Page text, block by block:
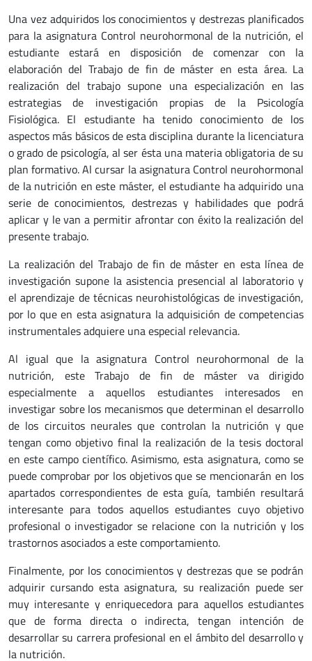
Una vez adquiridos los conocimientos y destrezas planificados
para la asignatura Control neurohormonal de la nutrición, el
estudiante estará en disposición de comenzar con la
elaboración del Trabajo de fin de máster en esta área. La
realización del trabajo supone una especialización en las
estrategias de investigación propias de la Psicología
Fisiológica. El estudiante ha tenido conocimiento de los
aspectos más básicos de esta disciplina durante la licenciatura
o grado de psicología, al ser ésta una materia obligatoria de su
plan formativo. Al cursar la asignatura Control neurohormonal
de la nutrición en este máster, el estudiante ha adquirido una
serie de conocimientos, destrezas y habilidades que podrá
aplicar y le van a permitir afrontar con éxito la realización del
presente trabajo.
La realización del Trabajo de fin de máster en esta línea de
investigación supone la asistencia presencial al laboratorio y
el aprendizaje de técnicas neurohistológicas de investigación,
por lo que en esta asignatura la adquisición de competencias
instrumentales adquiere una especial relevancia.
Al igual que la asignatura Control neurohormonal de la
nutrición, este Trabajo de fin de máster va dirigido
especialmente a aquellos estudiantes interesados en
investigar sobre los mecanismos que determinan el desarrollo
de los circuitos neurales que controlan la nutrición y que
tengan como objetivo final la realización de la tesis doctoral
en este campo científico. Asimismo, esta asignatura, como se
puede comprobar por los objetivos que se mencionarán en los
apartados correspondientes de esta guía, también resultará
interesante para todos aquellos estudiantes cuyo objetivo
profesional o investigador se relacione con la nutrición y los
trastornos asociados a este comportamiento.
Finalmente, por los conocimientos y destrezas que se podrán
adquirir cursando esta asignatura, su realización puede ser
muy interesante y enriquecedora para aquellos estudiantes
que de forma directa o indirecta, tengan intención de
desarrollar su carrera profesional en el ámbito del desarrollo y
la nutrición.